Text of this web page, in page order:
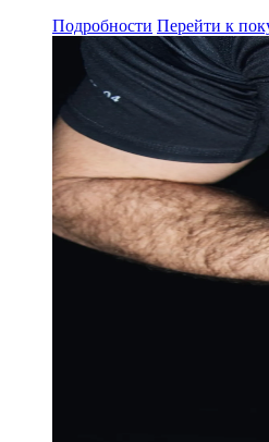
Подробности Перейти к